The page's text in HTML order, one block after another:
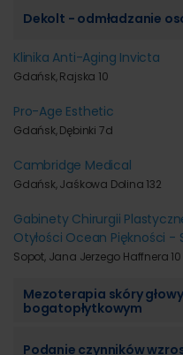
Dekolt - odmładzanie
Klinika Anti-Aging Invicta
Gdańsk, Rajska 10
Pro-Age Esthetic
Gdańsk, Dębinki 7d
Cambridge Medical
Gdańsk, Jaśkowa Dolina 132
Gabinety Chirurgii
Otyłości Ocean Piękności -
Sopot, Jana Jerzego Haffnera 10
Mezoterapia skóry
bogatopłytkowym
Podanie czynników